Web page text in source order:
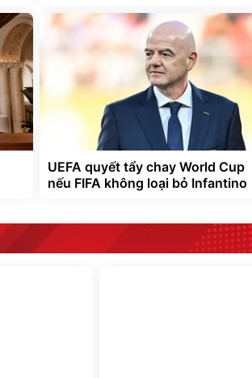
UEFA quyết tẩy chay World Cup
nếu FIFA không loại bỏ Infantino